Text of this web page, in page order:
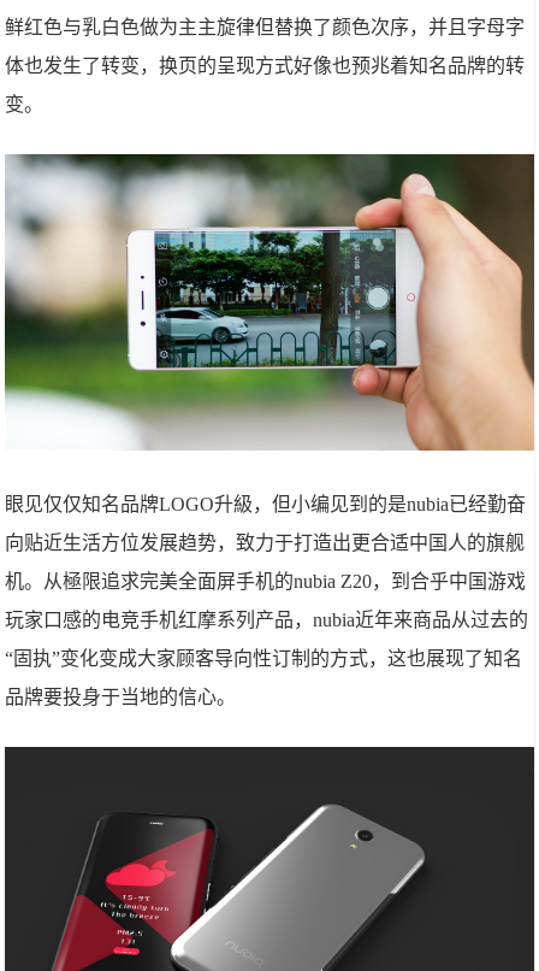
鲜红色与乳白色做为主主旋律但替换了颜色次序，并且字母字
体也发生了转变，换页的呈现方式好像也预兆着知名品牌的转
变。
眼见仅仅知名品牌LOGO升級，但小编见到的是nubia已经勤奋
向贴近生活方位发展趋势，致力于打造出更合适中国人的旗舰
机。从極限追求完美全面屏手机的nubia Z20，到合乎中国游戏
玩家口感的电竞手机红摩系列产品，nubia近年来商品从过去的
“固执”变化变成大家顾客导向性订制的方式，这也展现了知名
品牌要投身于当地的信心。